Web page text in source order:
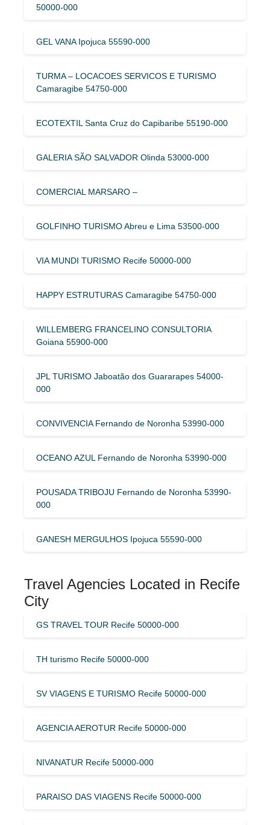
50000-000
GEL VANA Ipojuca 55590-000
TURMA – LOCACOES SERVICOS E TURISMO
Camaragibe 54750-000
ECOTEXTIL Santa Cruz do Capibaribe 55190-000
GALERIA SÃO SALVADOR Olinda 53000-000
COMERCIAL MARSARO –
GOLFINHO TURISMO Abreu e Lima 53500-000
VIA MUNDI TURISMO Recife 50000-000
HAPPY ESTRUTURAS Camaragibe 54750-000
WILLEMBERG FRANCELINO CONSULTORIA
Goiana 55900-000
JPL TURISMO Jaboatão dos Guararapes 54000-
000
CONVIVENCIA Fernando de Noronha 53990-000
OCEANO AZUL Fernando de Noronha 53990-000
POUSADA TRIBOJU Fernando de Noronha 53990-
000
GANESH MERGULHOS Ipojuca 55590-000
Travel Agencies Located in Recife
City
GS TRAVEL TOUR Recife 50000-000
TH turismo Recife 50000-000
SV VIAGENS E TURISMO Recife 50000-000
AGENCIA AEROTUR Recife 50000-000
NIVANATUR Recife 50000-000
PARAISO DAS VIAGENS Recife 50000-000